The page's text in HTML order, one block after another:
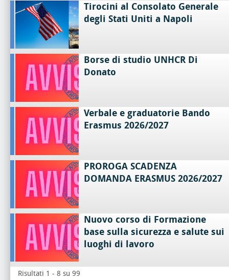
Tirocini al Consolato Generale
degli Stati Uniti a Napoli
Borse di studio UNHCR Di
Donato
Verbale e graduatorie Bando
Erasmus 2026/2027
PROROGA SCADENZA
DOMANDA ERASMUS 2026/2027
Nuovo corso di Formazione
base sulla sicurezza e salute sui
luoghi di lavoro
Risultati 1 - 8 su 99